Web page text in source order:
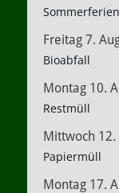
Sommerferien
Freitag 7.
Bioabfall
Montag 10.
Restmüll
Mittwoch 12.
Papiermüll
Montag 17.